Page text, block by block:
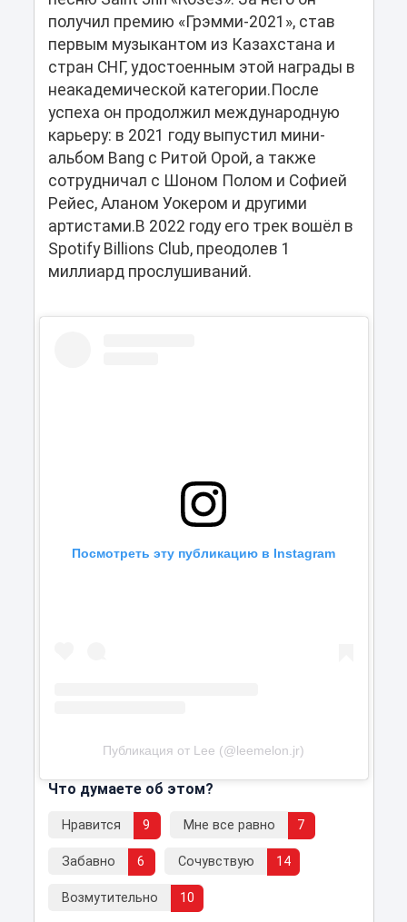
получил премию «Грэмми-2021», став
первым музыкантом из Казахстана и
стран СНГ, удостоенным этой награды в
неакадемической категории.После
успеха он продолжил международную
карьеру: в 2021 году выпустил мини-
альбом Bang с Ритой Орой, а также
сотрудничал с Шоном Полом и Софией
Рейес, Аланом Уокером и другими
артистами.В 2022 году его трек вошёл в
Spotify Billions Club, преодолев 1
миллиард прослушиваний.
Посмотреть эту публикацию в Instagram
Публикация от Lee (@leemelon.jr)
Что думаете об этом?
Нравится 9 Мне все равно 7
Забавно 6 Сочувствую 14
Возмутительно 10